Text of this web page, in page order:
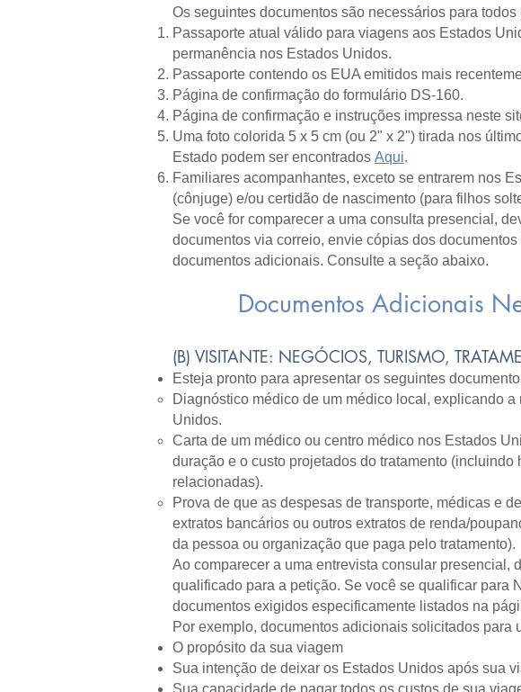
Os seguintes documentos são necessários para todos
Passaporte atual válido para viagens aos Estados
permanência nos Estados Unidos.
Passaporte contendo os EUA emitidos mais
Página de confirmação do formulário DS-160.
Página de confirmação e instruções impressa neste
Uma foto colorida 5 x 5 cm (ou 2" x 2") tirada nos
Estado podem ser encontrados Aqui.
Familiares acompanhantes, exceto se entrarem nos
(cônjuge) e/ou certidão de nascimento (para filhos
Se você for comparecer a uma consulta presencial,
documentos via correio, envie cópias dos
documentos adicionais. Consulte a seção abaixo.
Documentos Adicionais
​(B) VISITANTE: NEGÓCIOS, TURISMO,
Esteja pronto para apresentar os seguintes
Diagnóstico médico de um médico local, explicando
Unidos.
Carta de um médico ou centro médico nos Estados
duração e o custo projetados do tratamento
relacionadas).
Prova de que as despesas de transporte, médicas e
extratos bancários ou outros extratos de renda/
da pessoa ou organização que paga pelo tratamento).
Ao comparecer a uma entrevista consular presencial,
qualificado para a petição. Se você se qualificar para
documentos exigidos especificamente listados na
Por exemplo, documentos adicionais solicitados
O propósito da sua viagem
Sua intenção de deixar os Estados Unidos após sua
Sua capacidade de pagar todos os custos de sua